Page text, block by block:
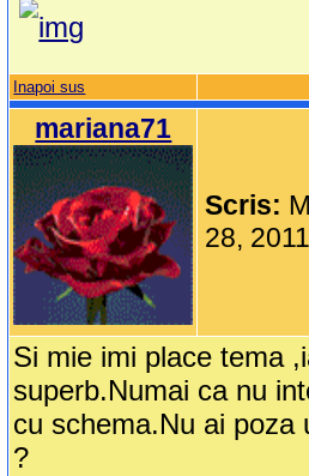
Inapoi sus
mariana71
Scris:
28,
Si mie imi place tema
superb.Numai ca nu
cu schema.Nu ai poza
?